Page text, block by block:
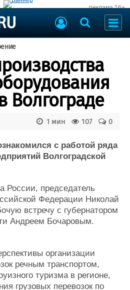
реклама 16+
площадка
объявлений
Оборудование
Флот
Галерея флота
Волгограде
0
107
1 мин
с работой ряда
Волгоградской
России, председатель
Федерации Николай
встречу с губернатором
Андреем Бочаровым.
организации
речным транспортом,
туризма в регионе,
грузовых перевозок по